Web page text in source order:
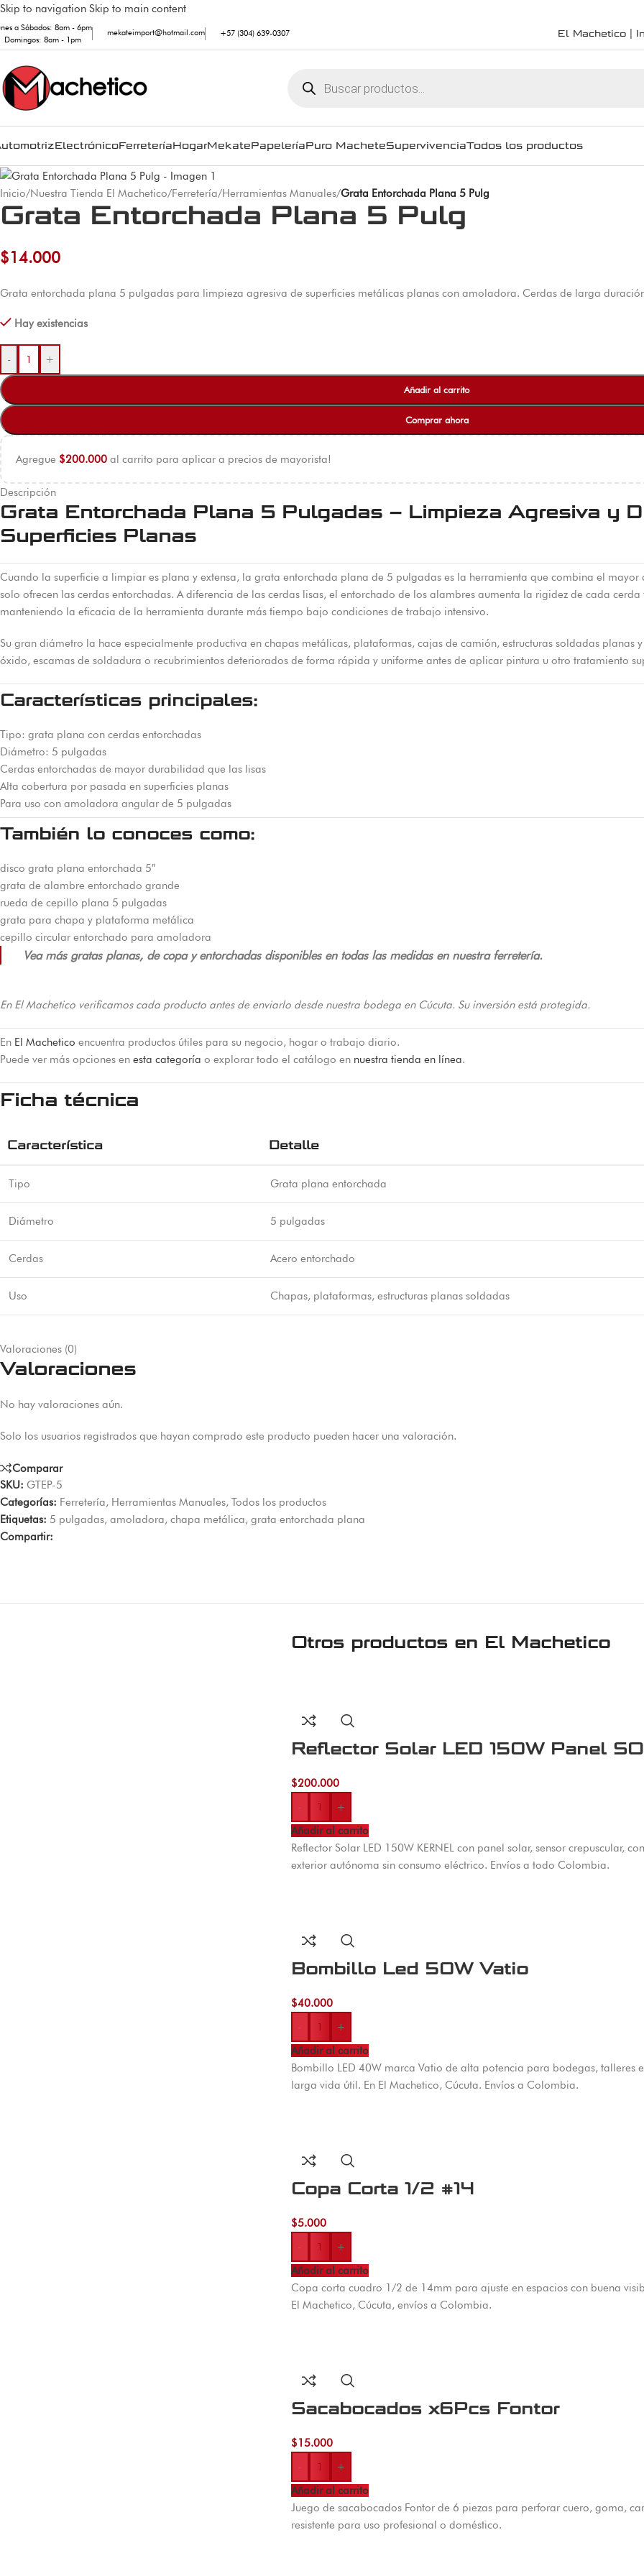
Skip to navigation Skip to main content
a Sábados: 8am - 6pm
Domingos: 8am - 1pm
mekateimport@hotmail.com +57 (304) 639-0307 El Machetico |
ElectrónicoFerreteríaHogarMekatePapeleríaPuro MacheteSupervivenciaTodos los productos
Inicio/Nuestra Tienda El Machetico/Ferretería/Herramientas Manuales/Grata Entorchada Plana 5 Pulg
Grata Entorchada Plana 5 Pulg
$14.000
Grata entorchada plana 5 pulgadas para limpieza agresiva de superficies metálicas planas con amoladora. Cerdas de larga
Hay existencias
- +
Añadir al carrito
Comprar ahora
Agregue $200.000 al carrito para aplicar a precios de mayorista!
Descripción
Grata Entorchada Plana 5 Pulgadas – Limpieza Agresiva y
Superficies Planas
Cuando la superficie a limpiar es plana y extensa, la grata entorchada plana de 5 pulgadas es la herramienta que combina el
solo ofrecen las cerdas entorchadas. A diferencia de las cerdas lisas, el entorchado de los alambres aumenta la rigidez de cada
manteniendo la eficacia de la herramienta durante más tiempo bajo condiciones de trabajo intensivo.
Su gran diámetro la hace especialmente productiva en chapas metálicas, plataformas, cajas de camión, estructuras soldadas planas
óxido, escamas de soldadura o recubrimientos deteriorados de forma rápida y uniforme antes de aplicar pintura u otro tratamiento
Características principales:
Tipo: grata plana con cerdas entorchadas
Diámetro: 5 pulgadas
Cerdas entorchadas de mayor durabilidad que las lisas
Alta cobertura por pasada en superficies planas
Para uso con amoladora angular de 5 pulgadas
También lo conoces como:
disco grata plana entorchada 5″
grata de alambre entorchado grande
rueda de cepillo plana 5 pulgadas
grata para chapa y plataforma metálica
cepillo circular entorchado para amoladora
Vea más gratas planas, de copa y entorchadas disponibles en todas las medidas en nuestra ferretería.
En El Machetico verificamos cada producto antes de enviarlo desde nuestra bodega en Cúcuta. Su inversión está protegida.
En El Machetico encuentra productos útiles para su negocio, hogar o trabajo diario.
Puede ver más opciones en esta categoría o explorar todo el catálogo en nuestra tienda en línea.
Ficha técnica
Característica Detalle
Tipo Grata plana entorchada
Diámetro 5 pulgadas
Cerdas Acero entorchado
Uso Chapas, plataformas, estructuras planas soldadas
Valoraciones (0)
Valoraciones
No hay valoraciones aún.
Solo los usuarios registrados que hayan comprado este producto pueden hacer una valoración.
Comparar
SKU: GTEP-5
Categorías: Ferretería, Herramientas Manuales, Todos los productos
Etiquetas: 5 pulgadas, amoladora, chapa metálica, grata entorchada plana
Compartir:
Otros productos en El Machetico
Reflector Solar LED 150W Panel
$200.000
-
+
Añadir al carrito
Reflector Solar LED 150W KERNEL con panel solar, sensor crepuscular,
exterior autónoma sin consumo eléctrico. Envíos a todo Colombia.
Bombillo Led 50W Vatio
$40.000
-
+
Añadir al carrito
Bombillo LED 40W marca Vatio de alta potencia para bodegas, talleres
larga vida útil. En El Machetico, Cúcuta. Envíos a Colombia.
Copa Corta 1/2 #14
$5.000
-
+
Añadir al carrito
Copa corta cuadro 1/2 de 14mm para ajuste en espacios con buena
El Machetico, Cúcuta, envíos a Colombia.
Sacabocados x6Pcs Fontor
$15.000
-
+
Añadir al carrito
Juego de sacabocados Fontor de 6 piezas para perforar cuero, goma,
resistente para uso profesional o doméstico.